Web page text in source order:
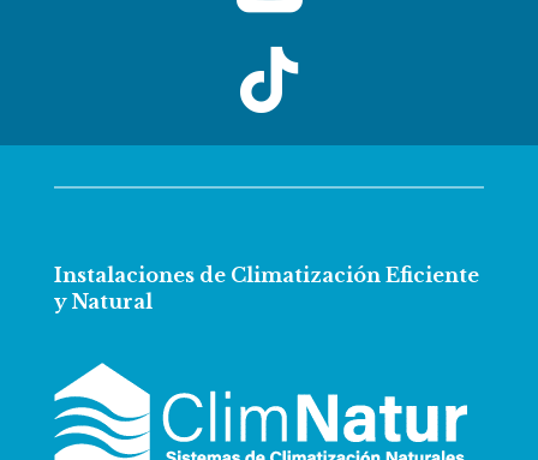

Instalaciones de Climatización Eficiente
y Natural